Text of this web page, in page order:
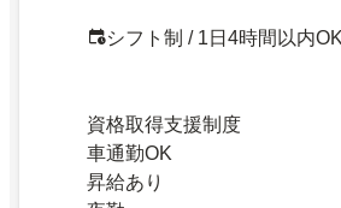
シフト制 / 1日4時間以内OK
資格取得支援制度
車通勤OK
昇給あり